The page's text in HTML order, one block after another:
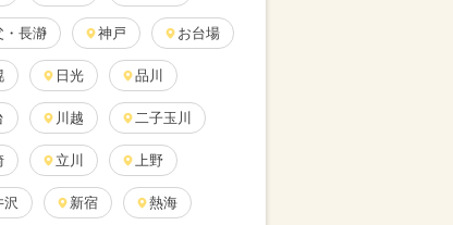
・長瀞 神戸 お台場
日光 品川
川越 二子玉川
立川 上野
沢 新宿 熱海